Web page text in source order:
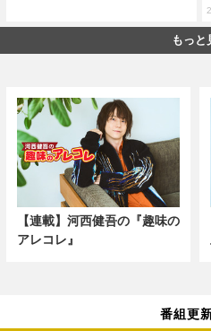
もっと
【連載】河西健吾の『趣味の
アレコレ』
番組更